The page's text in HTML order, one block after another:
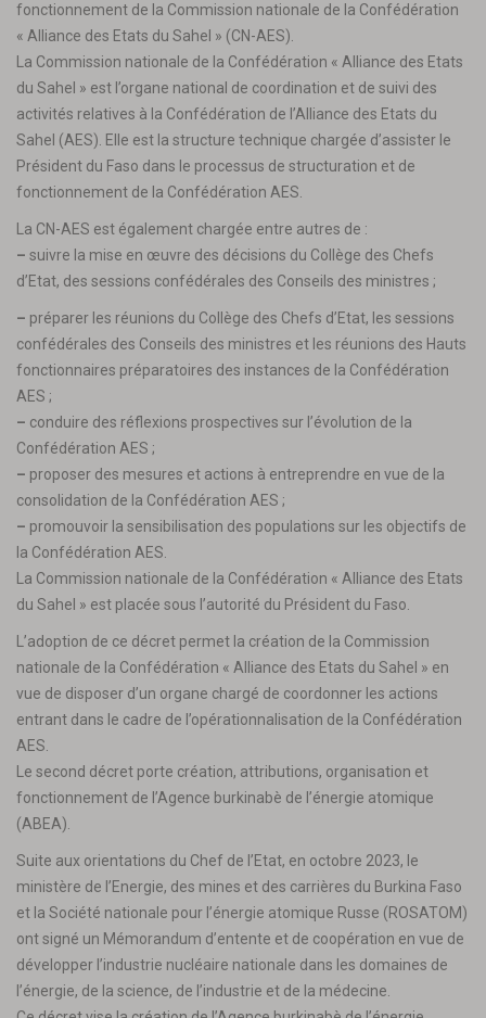
fonctionnement de la Commission nationale de la Confédération
« Alliance des Etats du Sahel » (CN-AES).
La Commission nationale de la Confédération « Alliance des Etats
du Sahel » est l’organe national de coordination et de suivi des
activités relatives à la Confédération de l’Alliance des Etats du
Sahel (AES). Elle est la structure technique chargée d’assister le
Président du Faso dans le processus de structuration et de
fonctionnement de la Confédération AES.
La CN-AES est également chargée entre autres de :
– suivre la mise en œuvre des décisions du Collège des Chefs
d’Etat, des sessions confédérales des Conseils des ministres ;
– préparer les réunions du Collège des Chefs d’Etat, les sessions
confédérales des Conseils des ministres et les réunions des Hauts
fonctionnaires préparatoires des instances de la Confédération
AES ;
– conduire des réflexions prospectives sur l’évolution de la
Confédération AES ;
– proposer des mesures et actions à entreprendre en vue de la
consolidation de la Confédération AES ;
– promouvoir la sensibilisation des populations sur les objectifs de
la Confédération AES.
La Commission nationale de la Confédération « Alliance des Etats
du Sahel » est placée sous l’autorité du Président du Faso.
L’adoption de ce décret permet la création de la Commission
nationale de la Confédération « Alliance des Etats du Sahel » en
vue de disposer d’un organe chargé de coordonner les actions
entrant dans le cadre de l’opérationnalisation de la Confédération
AES.
Le second décret porte création, attributions, organisation et
fonctionnement de l’Agence burkinabè de l’énergie atomique
(ABEA).
Suite aux orientations du Chef de l’Etat, en octobre 2023, le
ministère de l’Energie, des mines et des carrières du Burkina Faso
et la Société nationale pour l’énergie atomique Russe (ROSATOM)
ont signé un Mémorandum d’entente et de coopération en vue de
développer l’industrie nucléaire nationale dans les domaines de
l’énergie, de la science, de l’industrie et de la médecine.